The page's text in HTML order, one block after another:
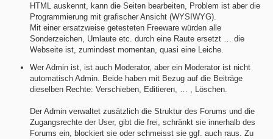
HTML auskennt, kann die Seiten bearbeiten, Problem ist aber die
Programmierung mit grafischer Ansicht (WYSIWYG).
Mit einer ersatzweise getesteten Freeware würden alle
Sonderzeichen, Umlaute etc. durch eine Raute ersetzt … die
Webseite ist, zumindest momentan, quasi eine Leiche.
Wer Admin ist, ist auch Moderator, aber ein Moderator ist nicht
automatisch Admin. Beide haben mit Bezug auf die Beiträge
dieselben Rechte: Verschieben, Editieren, … , Löschen.
Der Admin verwaltet zusätzlich die Struktur des Forums und die
Zugangsrechte der User, gibt die frei, schränkt sie innerhalb des
Forums ein, blockiert sie oder schmeisst sie ggf. auch raus. Zu